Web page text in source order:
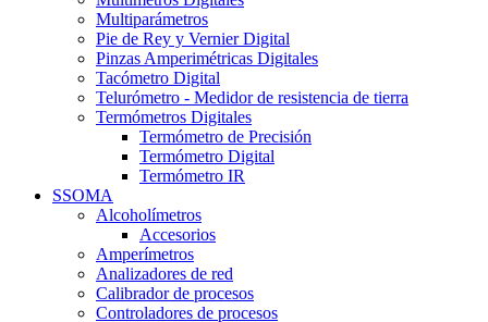
Multiparámetros
Pie de Rey y Vernier Digital
Pinzas Amperimétricas Digitales
Tacómetro Digital
Telurómetro - Medidor de resistencia de tierra
Termómetros Digitales
Termómetro de Precisión
Termómetro Digital
Termómetro IR
SSOMA
Alcoholímetros
Accesorios
Amperímetros
Analizadores de red
Calibrador de procesos
Controladores de procesos